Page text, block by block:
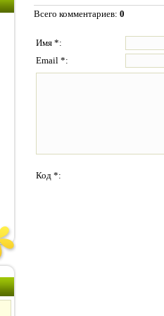
Всего комментариев: 0
Имя *:
Email *:
Код *: